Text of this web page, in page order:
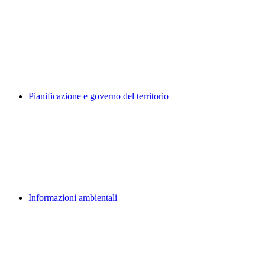
Pianificazione e governo del territorio
Informazioni ambientali